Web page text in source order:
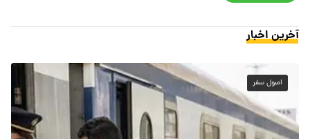
آخرین اخبار
اصول سفر